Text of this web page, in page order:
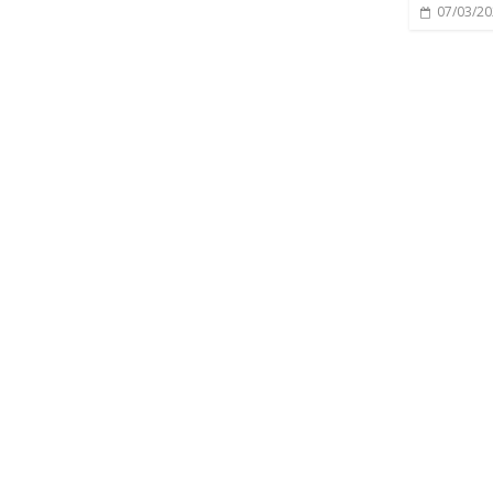
07/03/